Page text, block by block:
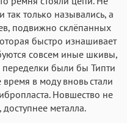
только назывались, а
подвижно склёпанных
быстро изнашивает
совсем иные шкивы,
были бы Типти
в моду вновь стали
Новшество не
металла.